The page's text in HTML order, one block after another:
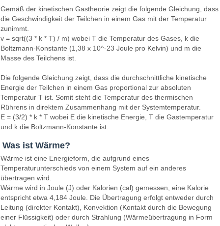
Gemäß der kinetischen Gastheorie zeigt die folgende Gleichung, dass
die Geschwindigkeit der Teilchen in einem Gas mit der Temperatur
zunimmt.
v = sqrt((3 * k * T) / m) wobei T die Temperatur des Gases, k die
Boltzmann-Konstante (1,38 x 10^-23 Joule pro Kelvin) und m die
Masse des Teilchens ist.
Die folgende Gleichung zeigt, dass die durchschnittliche kinetische
Energie der Teilchen in einem Gas proportional zur absoluten
Temperatur T ist. Somit steht die Temperatur des thermischen
Rührens in direktem Zusammenhang mit der Systemtemperatur.
E = (3/2) * k * T wobei E die kinetische Energie, T die Gastemperatur
und k die Boltzmann-Konstante ist.
Was ist Wärme?
Wärme ist eine Energieform, die aufgrund eines
Temperaturunterschieds von einem System auf ein anderes
übertragen wird.
Wärme wird in Joule (J) oder Kalorien (cal) gemessen, eine Kalorie
entspricht etwa 4,184 Joule. Die Übertragung erfolgt entweder durch
Leitung (direkter Kontakt), Konvektion (Kontakt durch die Bewegung
einer Flüssigkeit) oder durch Strahlung (Wärmeübertragung in Form